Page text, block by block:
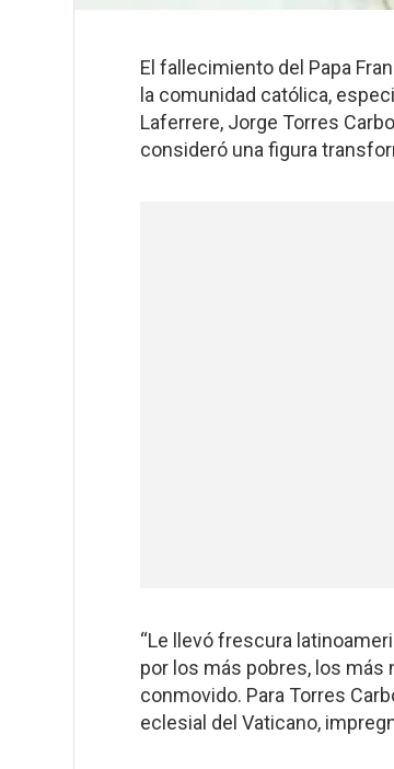
El fallecimiento del Papa
la comunidad católica,
Laferrere, Jorge Torres
consideró una figura
“Le llevó frescura
por los más pobres, los más
conmovido. Para Torres
eclesial del Vaticano,